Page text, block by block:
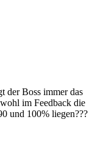
der Boss immer das
im Feedback die
und 100% liegen???